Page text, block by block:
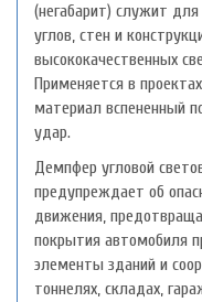
(негабарит) служит
углов, стен и
высококачественных
Применяется в
материал вспененный
удар.
Демпфер угловой
предупреждает об
движения,
покрытия автомобиля
элементы зданий и
тоннелях, складах,